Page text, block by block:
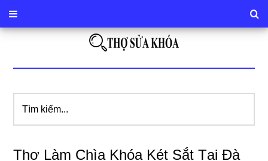
kiếm...
Thợ Làm Chìa Khóa Két Sắt Tại Đà